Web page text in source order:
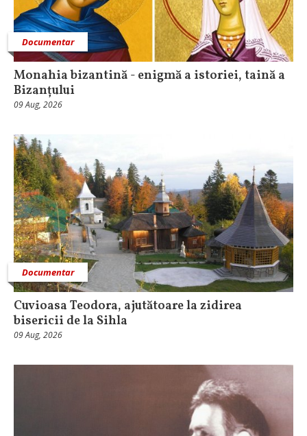
Documentar
Monahia bizantină - enigmă a istoriei, taină a
Bizanțului
09 Aug, 2026
Documentar
Cuvioasa Teodora, ajutătoare la zidirea
bisericii de la Sihla
09 Aug, 2026